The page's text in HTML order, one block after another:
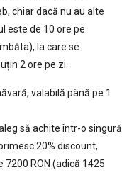
chiar dacă nu au alte
este de 10 ore pe
la care se
2 ore pe zi.
valabilă până pe 1
să achite într-o singură
20% discount,
7200 RON (adică 1425